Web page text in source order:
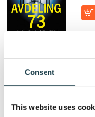
Consent
This website uses
Oversatt av: